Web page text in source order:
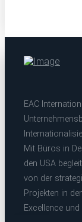
EAC
Mit Büros in
den USA
von der
Projekten in
Excellence